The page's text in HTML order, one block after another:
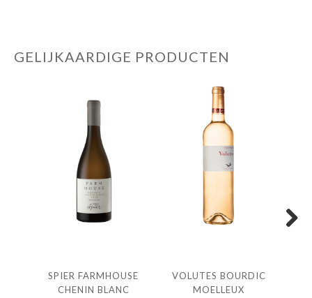
GELIJKAARDIGE PRODUCTEN
SPIER FARMHOUSE
CHENIN BLANC
VOLUTES BOURDIC
MOELLEUX